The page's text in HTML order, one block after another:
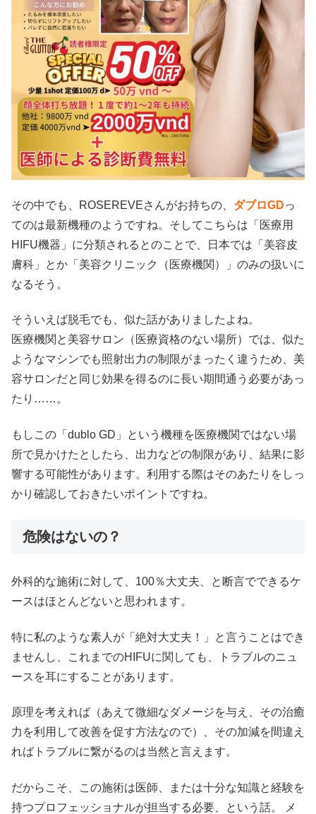
その中でも、ROSEREVEさんがお持ちの、 ダブロGDっ
てのは最新機種のようですね。そしてこちらは「医療用
HIFU機器」に分類されるとのことで、日本では「美容皮
膚科」とか「美容クリニック（医療機関）」のみの扱いに
なるそう。
そういえば脱毛でも、似た話がありましたよね。
医療機関と美容サロン（医療資格のない場所）では、似た
ようなマシンでも照射出力の制限がまったく違うため、美
容サロンだと同じ効果を得るのに長い期間通う必要があっ
たり……。
もしこの「dublo GD」という機種を医療機関ではない場
所で見かけたとしたら、出力などの制限があり、結果に影
響する可能性があります。利用する際はそのあたりをしっ
かり確認しておきたいポイントですね。
危険はないの？
外科的な施術に対して、100％大丈夫、と断言でできるケ
ースはほとんどないと思われます。
特に私のような素人が「絶対大丈夫！」と言うことはでき
ませんし、これまでのHIFUに関しても、トラブルのニュ
ースを耳にすることがあります。
原理を考えれば（あえて微細なダメージを与え、その治癒
力を利用して改善を促す方法なので）、その加減を間違え
ればトラブルに繋がるのは当然と言えます。
だからこそ、この施術は医師、または十分な知識と経験を
持つプロフェッショナルが担当する必要、という話。 メ